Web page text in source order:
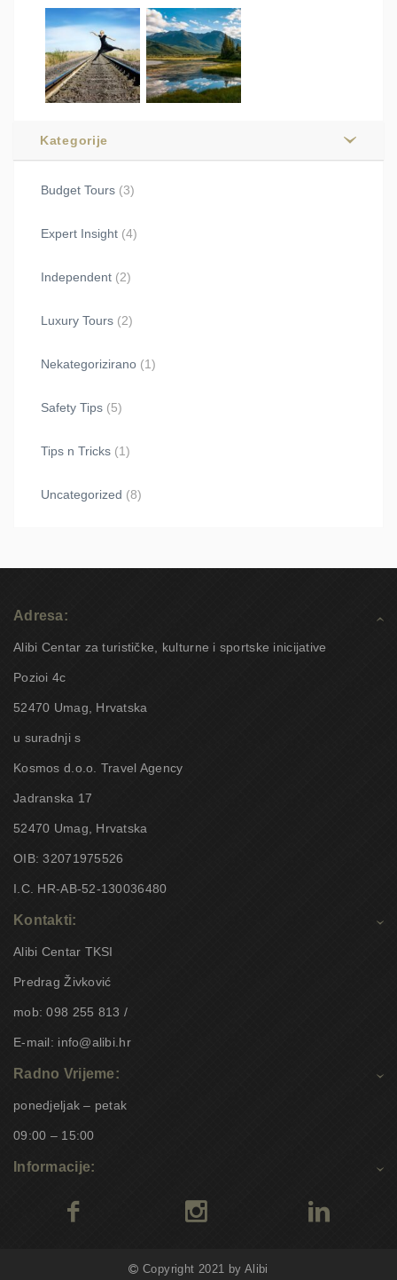
Kategorije
Budget Tours (3)
Expert Insight (4)
Independent (2)
Luxury Tours (2)
Nekategorizirano (1)
Safety Tips (5)
Tips n Tricks (1)
Uncategorized (8)
Adresa:
Alibi Centar za turističke, kulturne i sportske inicijative
Pozioi 4c
52470 Umag, Hrvatska
u suradnji s
Kosmos d.o.o. Travel Agency
Jadranska 17
52470 Umag, Hrvatska
OIB: 32071975526
I.C. HR-AB-52-130036480
Kontakti:
Alibi Centar TKSI
Predrag Živković
mob: 098 255 813 /
E-mail: info@alibi.hr
Radno Vrijeme:
ponedjeljak – petak
09:00 – 15:00
Informacije:
Copyright 2021 by Alibi